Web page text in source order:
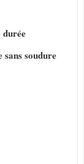
durée
soudure